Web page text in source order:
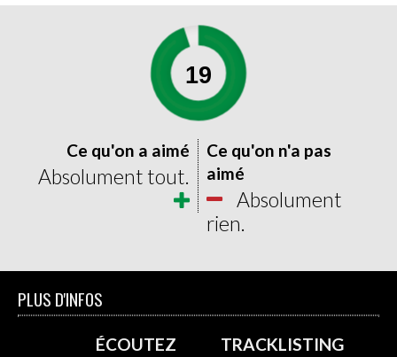
19
0 20
Ce qu'on a aimé
Absolument tout.
Ce qu'on n'a pas
aimé
Absolument
rien.
PLUS D'INFOS
ÉCOUTEZ
TRACKLISTING